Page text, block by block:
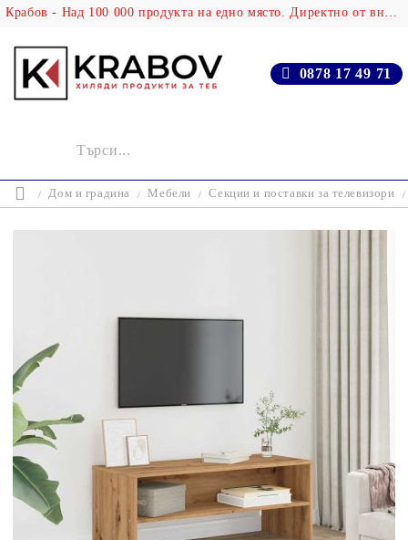
Крабов - Над 100 000 продукта на едно място. Директно от вносителя!
0878 17 49 71
Дом и градина Мебели Секции и поставки за телевизори